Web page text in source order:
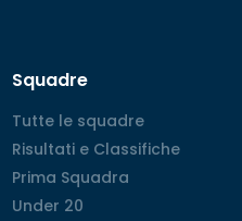
Squadre
Tutte le squadre
Tutte le squadre
Risultati e Classifiche
Risultati e Classifiche
Prima Squadra
Prima Squadra
Under 20
Under 20